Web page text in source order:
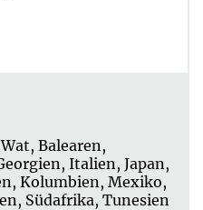
, Balearen,
, Italien, Japan,
, Kolumbien, Mexiko,
, Südafrika, Tunesien